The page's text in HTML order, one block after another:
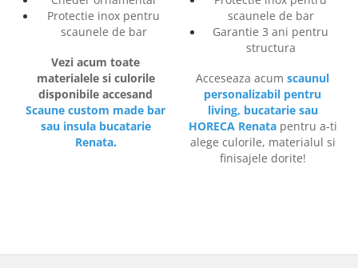
Protectie inox pentru
scaunele de bar
Vezi acum toate
materialele si culorile
disponibile accesand
Scaune custom made bar
sau insula bucatarie
Renata.
scaunele de bar
Garantie 3 ani pentru
structura
Acceseaza acum scaunul
personalizabil pentru
living, bucatarie sau
HORECA Renatapentru a-ti
alege culorile, materialul si
finisajele dorite!